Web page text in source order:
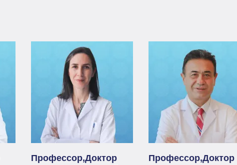
Профессор,Доктор
Профессор,Доктор